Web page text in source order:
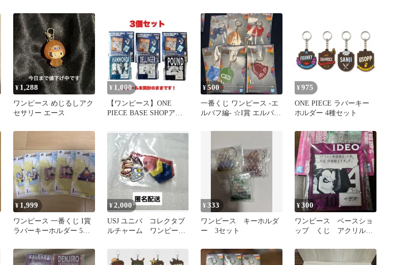
¥ 1,288
ワンピース めじるしアク
セサリー エース
¥ 1,000
【ワンピース】ONE
PIECE BASE SHOPアク
¥500
一番くじ ワンピース -エ
ルバフ編- ☆I賞 エルバフ
¥ 975
ONE PIECE ラバーキー
ホルダー 4種セット
¥ 1,999
ワンピース 一番くじ I賞
ラバーキーホルダー 5種
¥2,000
USJ ユニバ コレクタブ
ルチャーム ワンピー
¥333
ワンピース キーホルダ
ー 3セット
¥300
ワンピース ベースショ
ップ くじ アクリルブ